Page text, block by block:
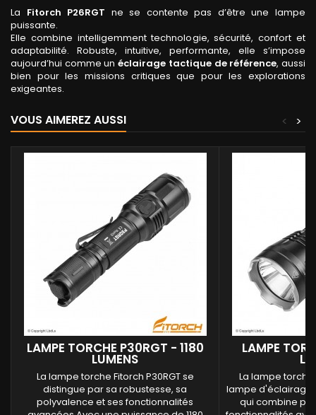
La Fitorch P26RGT ne se contente pas d’être une lampe
puissante.
Elle combine intelligemment technologie, sécurité, confort et
adaptabilité. Robuste, intuitive, performante, elle s’impose
aujourd’hui comme unéclairage tactique de référence, aussi
bien pour les missions critiques que pour les explorations
exigeantes.
VOUS AIMEREZ AUSSI >
<
LAMPE TORCHE P30RGT - 1180
LUMENS
La lampe torche Fitorch P30RGT se
distingue par sa robustesse, sa
polyvalence et ses fonctionnalités
LAMPE
La lampe torche
lampe d'éclairage
qui combine